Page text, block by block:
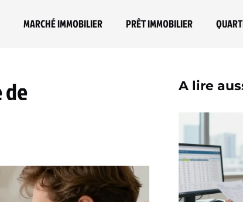
MARCHÉ IMMOBILIER PRÊT IMMOBILIER
de
A lire